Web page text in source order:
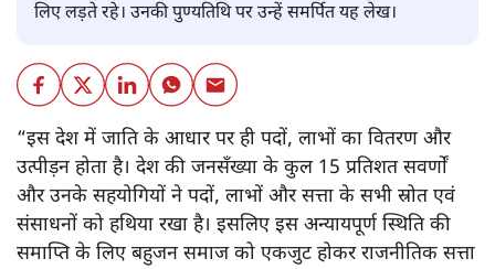
लिए लड़ते रहे। उनकी पुण्यतिथि पर उन्हें समर्पित यह लेख।
“इस देश में जाति के आधार पर ही पदों, लाभों का वितरण और
उत्पीड़न होता है। देश की जनसँख्या के कुल 15 प्रतिशत सवर्णों
और उनके सहयोगियों ने पदों, लाभों और सत्ता के सभी स्रोत एवं
संसाधनों को हथिया रखा है। इसलिए इस अन्यायपूर्ण स्थिति की
समाप्ति के लिए बहुजन समाज को एकजुट होकर राजनीतिक सत्ता